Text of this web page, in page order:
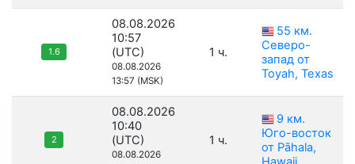
1.6
08.08.2026
10:57
(UTC)
08.08.2026
13:57 (MSK)
1 ч.
55 км.
Северо-
запад от
Toyah, Texas
2
08.08.2026
10:40
(UTC)
08.08.2026
1 ч.
9 км.
Юго-восток
от Pāhala,